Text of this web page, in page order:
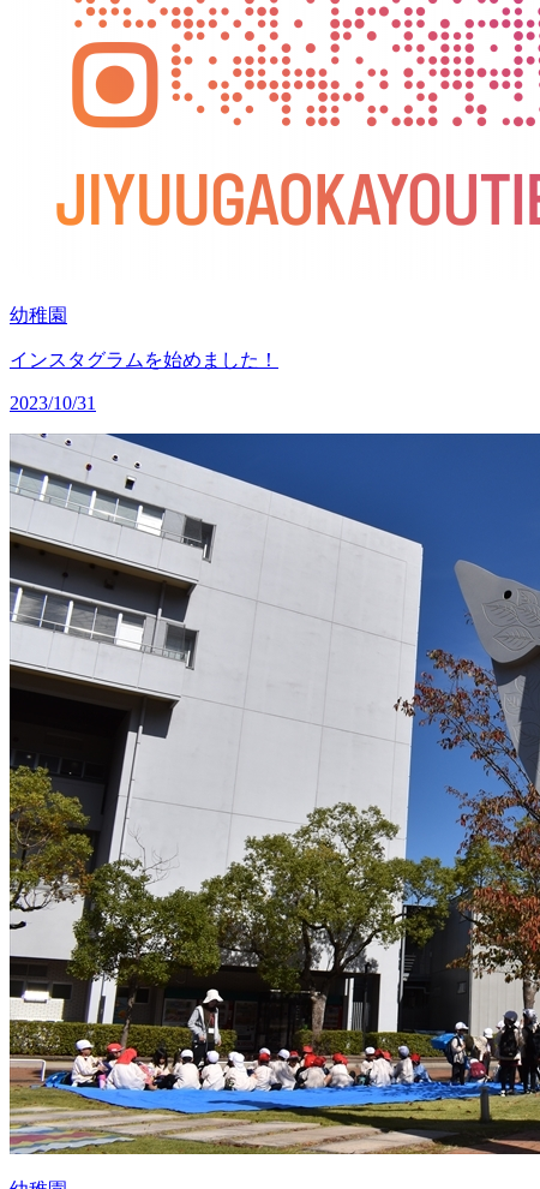
幼稚園
インスタグラムを始めました！
2023/10/31